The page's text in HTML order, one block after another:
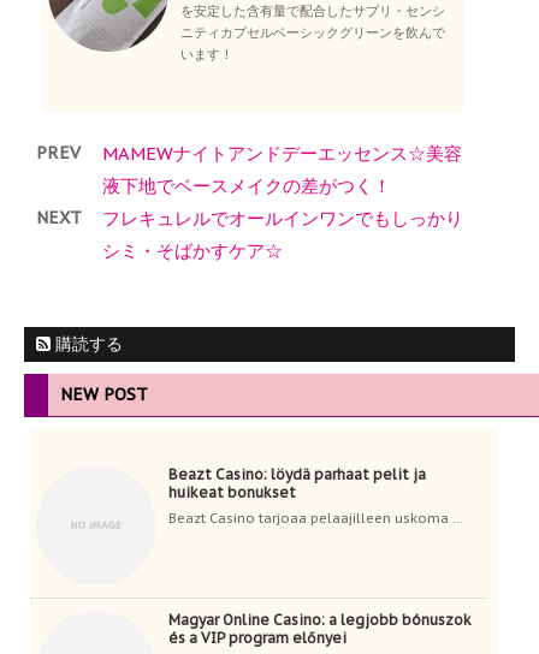
を安定した含有量で配合したサプリ・センシ
ニティカプセルベーシックグリーンを飲んで
います！
PREV
MAMEWナイトアンドデーエッセンス☆美容
液下地でベースメイクの差がつく！
NEXT
フレキュレルでオールインワンでもしっかり
シミ・そばかすケア☆
購読する
NEW POST
Beazt Casino: löydä parhaat pelit ja
huikeat bonukset
Beazt Casino tarjoaa pelaajilleen uskoma ...
Magyar Online Casino: a legjobb bónuszok
és a VIP program előnyei